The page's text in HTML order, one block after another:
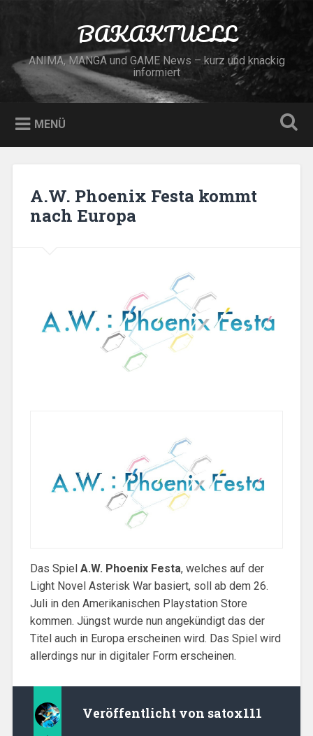
BAKAKTUELL
ANIMA, MANGA und GAME News – kurz und knackig
informiert
MENÜ
A.W. Phoenix Festa kommt
nach Europa
Das SpielA.W. Phoenix Festa, welches auf der
Light Novel Asterisk War basiert, soll ab dem 26.
Juli in den Amerikanischen Playstation Store
kommen. Jüngst wurde nun angekündigt das der
Titel auch in Europa erscheinen wird. Das Spiel wird
allerdings nur in digitaler Form erscheinen.
Veröffentlicht von satox111